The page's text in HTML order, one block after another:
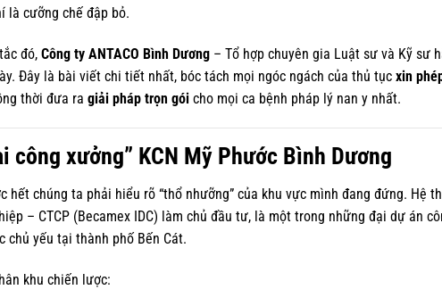
là cưỡng chế đập bỏ.
đó, Công ty ANTACO Bình Dương – Tổ hợp chuyên gia Luật sư và Kỹ sư
Đây là bài viết chi tiết nhất, bóc tách mọi ngóc ngách của thủ tục xin
thời đưa ra giải pháp trọn gói cho mọi ca bệnh pháp lý nan y nhất.
công xưởng” KCN Mỹ Phước Bình Dương
chúng ta phải hiểu rõ “thổ nhưỡng” của khu vực mình đang đứng. Hệ
– CTCP (Becamex IDC) làm chủ đầu tư, là một trong những đại dự án
chủ yếu tại thành phố Bến Cát.
khu chiến lược: